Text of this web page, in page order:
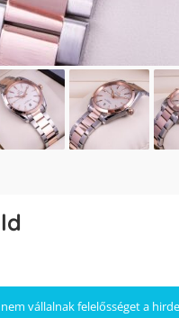
vállalnak felelősséget a